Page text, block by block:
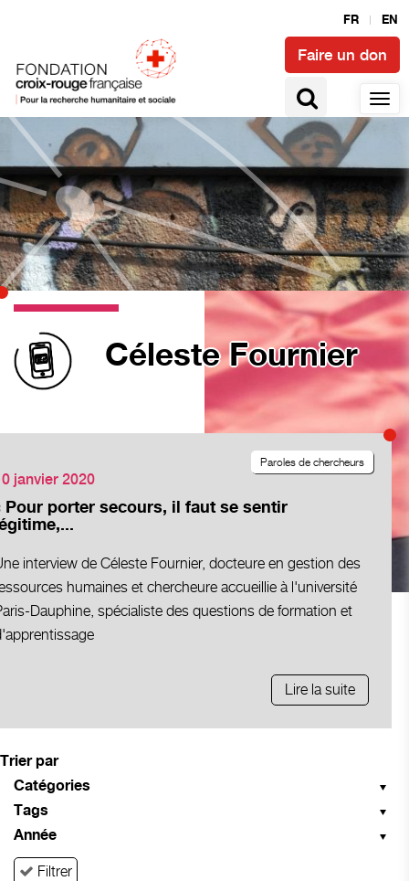
FR EN
Faire un don
Céleste Fournier
janvier 2020
Pour porter secours, il faut se sentir
Paroles de chercheurs
interview de Céleste Fournier, docteure en gestion des
humaines et chercheure accueillie à l'université
Dauphine, spécialiste des questions de formation et
Lire la suite
Trier par
Catégories
Tags
Année
Filtrer